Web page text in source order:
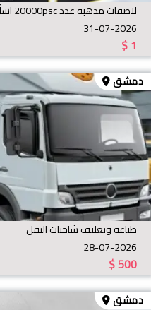
لاصقات مدهبة عدد 20000psc اسأل البائع عن السعر...
31-07-2026
$1
دمشق
طباعة وتغليف شاحنات النقل
28-07-2026
$500
دمشق